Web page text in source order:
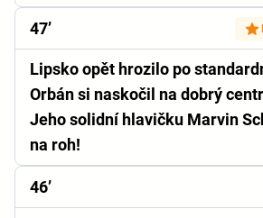
47’
Lipsko opět hrozilo po
Orbán si naskočil na dobrý
Jeho solidní hlavičku Marvin
na roh!
46’